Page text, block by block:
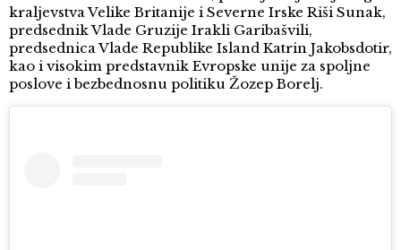
kraljevstva Velike Britanije i Severne Irske Riši Sunak,
predsednik Vlade Gruzije Irakli Garibašvili,
predsednica Vlade Republike Island Katrin Jakobsdotir,
kao i visokim predstavnik Evropske unije za spoljne
poslove i bezbednosnu politiku Žozep Borelj.